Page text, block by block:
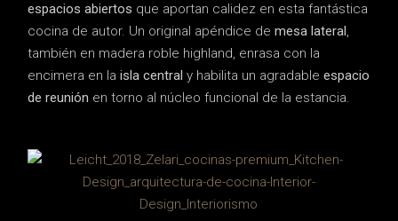
espacios abiertos que aportan calidez en esta fantástica
cocina de autor. Un original apéndice demesa lateral,
también en madera roble highland, enrasa con la
encimera en laisla central y habilita un agradableespacio
de reunión en torno al núcleo funcional de la estancia.